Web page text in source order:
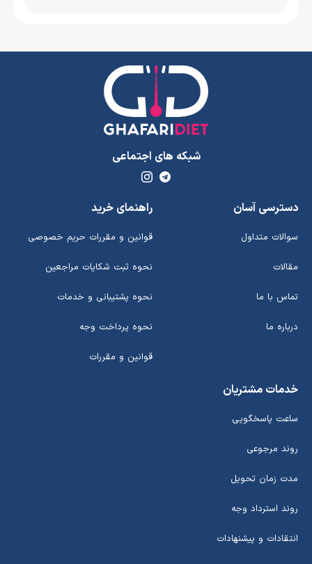
شبکه های اجتماعی
دسترسی آسان
سوالات متداول
مقالات
تماس با ما
درباره ما
راهنمای خرید
قوانین و مقررات حریم خصوصی
نحوه ثبت شکایات مراجعین
نحوه پشتیبانی و خدمات
نحوه پرداخت وجه
قوانین و مقررات
خدمات مشتریان
ساعت پاسخگویی
روند مرجوعی
مدت زمان تحویل
روند استرداد وجه
انتقادات و پیشنهادات